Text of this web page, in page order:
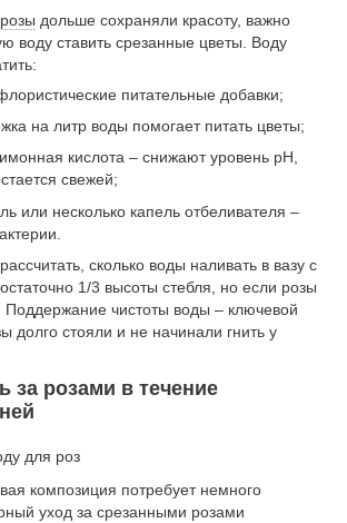
розы дольше сохраняли красоту, важно
воду ставить срезанные цветы. Воду
питательные добавки;
на литр воды помогает питать цветы;
кислота – снижают уровень pH,
свежей;
или несколько капель отбеливателя –
сколько воды наливать в вазу с
1/3 высоты стебля, но если розы
Поддержание чистоты воды – ключевой
долго стояли и не начинали гнить у
за розами в течение
композиция потребует немного
уход за срезанными розами